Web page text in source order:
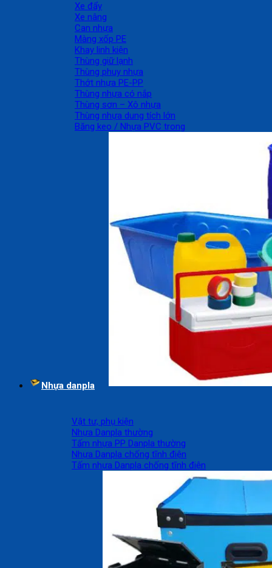
Xe đẩy
Xe nâng
Can nhựa
Màng xốp PE
Khay linh kiện
Thùng giữ lạnh
Thùng phuy nhựa
Thớt nhựa PE-PP
Thùng nhựa có nắp
Thùng sơn – Xô nhựa
Thùng nhựa dung tích lớn
Băng keo / Nhựa PVC trong
Nhựa danpla
Vật tư, phụ kiện
Nhựa Danpla thường
Tấm nhựa PP Danpla thường
Nhựa Danpla chống tĩnh điện
Tấm nhựa Danpla chống tĩnh điện